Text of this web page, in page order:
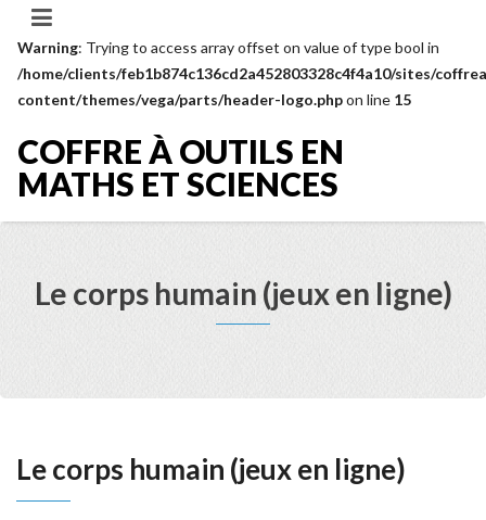
Warning: Trying to access array offset on value of type bool in
/home/clients/feb1b874c136cd2a452803328c4f4a10/sites/
content/themes/vega/parts/header-logo.phpon line 15
COFFRE À OUTILS EN
MATHS ET SCIENCES
Le corps humain (jeux en ligne)
Le corps humain (jeux en ligne)